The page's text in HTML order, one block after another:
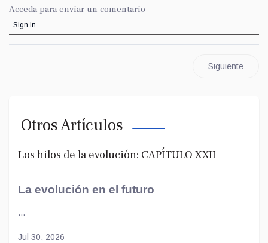
Acceda para enviar un comentario
Sign In
Siguiente
Otros Artículos
Los hilos de la evolución: CAPÍTULO XXII
La evolución en el futuro
...
Jul 30, 2026